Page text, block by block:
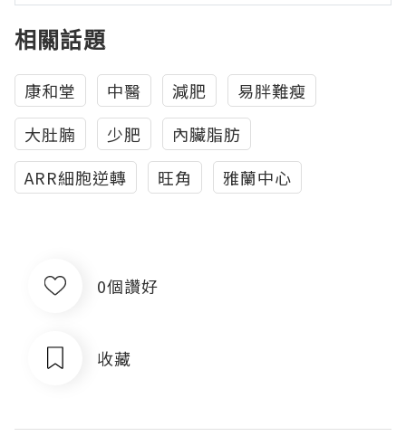
相關話題
康和堂 中醫 減肥
易胖難瘦
大肚腩
少肥
內臟脂肪
ARR細胞逆轉
旺角 雅蘭中心
0個讚好
收藏